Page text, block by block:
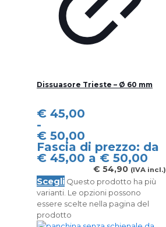
Dissuasore Trieste – Ø 60 mm
€ 45,00
-
€ 50,00
Fascia di prezzo: da
€ 45,00 a € 50,00
€ 54,90 (IVA incl.)
Scegli Questo prodotto ha più
varianti. Le opzioni possono
essere scelte nella pagina del
prodotto